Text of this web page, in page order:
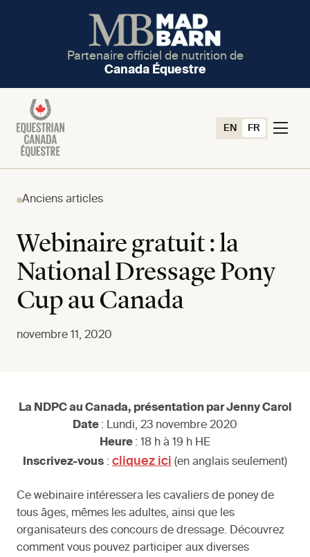
Partenaire officiel de nutrition de
Canada Équestre
EN FR
Anciens articles
Webinaire gratuit : la
National Dressage Pony
Cup au Canada
novembre 11, 2020
La NDPC au Canada, présentation par Jenny Carol
Date : Lundi, 23 novembre 2020
Heure : 18 h à 19 h HE
Inscrivez-vous : cliquez ici (en anglais seulement)
Ce webinaire intéressera les cavaliers de poney de
tous âges, mêmes les adultes, ainsi que les
organisateurs des concours de dressage. Découvrez
comment vous pouvez participer aux diverses